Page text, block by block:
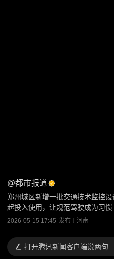
@都市报道
郑州城区新增一批交通技术监控
起投入使用，让规范驾驶成为习惯
2026-05-15 17:45 发布于河南
打开腾讯新闻客户端说两句